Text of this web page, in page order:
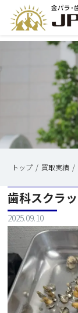
トップ 買取実績
歯科スクラ
2025.09.10